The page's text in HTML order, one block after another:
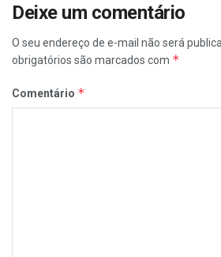
Deixe um comentário
O seu endereço de e-mail não será
obrigatórios são marcados com *
Comentário *